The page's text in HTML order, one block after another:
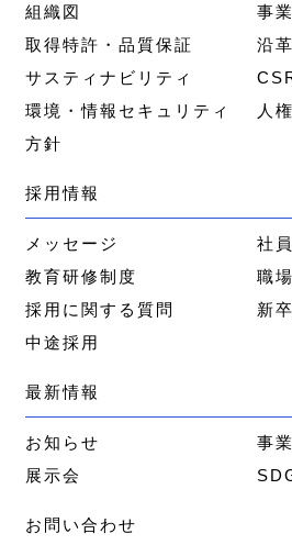
組織図
事
取得特許・品質保証
沿革
サスティナビリティ
環境・情報セキュリティ
方針
人
採用情報
メッセージ
社
教育研修制度
職
採用に関する質問
新
中途採用
最新情報
お知らせ
事業
展示会
お問い合わせ